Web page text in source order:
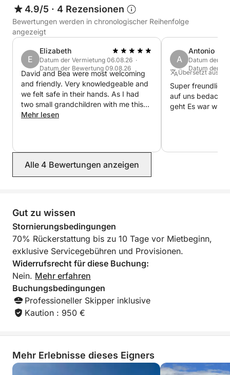
Ruhe ist dieser Tag ein Genuss, den Sie ganz nach
Ihrem Tempo gestalten können.
Die Sunseeker Camargue 50 steht für Eleganz und
Leistung. Sie ist ideal für alle, die Wert auf feine
Details legen – wie Bluetooth-Lautsprecher, luxuriöse
Sitzgelegenheiten und eine Crew, die sich um all Ihre
Wünsche kümmert. Planen Sie etwas Besonderes?
Fragen Sie nach Catering, Jetskis oder einem
privaten DJ.
zum Genießen – dieser fünfstündige Tagesausflug
definiert Küstenglück neu.
4.9/5 · 4 Rezensionen
Bewertungen werden in chronologischer Reihenfolge
angezeigt
E
Elizabeth
Datum der Vermietung 06.08.26 ·
Datum der Bewertung 09.08.26
David and Bea were most welcoming
and friendly. Very knowledgeable and
we felt safe in their hands. As I had
two small grandchildren with me this
was particularly important.
Mehr lesen
A
Antonio
Datum der
Datum der
Übersetzt aus
Super freundlich
auf uns bedacht,
geht Es war
Alle 4 Bewertungen anzeigen
Gut zu wissen
Stornierungsbedingungen
70% Rückerstattung bis zu 10 Tage vor Mietbeginn,
exklusive Servicegebühren und Provisionen.
Widerrufsrecht für diese Buchung:
Nein. Mehr erfahren
Buchungsbedingungen
Professioneller Skipper inklusive
Kaution : 950 €
Mehr Erlebnisse dieses Eigners